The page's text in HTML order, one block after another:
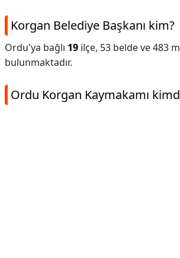
Korgan Belediye Başkanı kim?
Ordu'ya bağlı 19 ilçe, 53 belde ve 483
bulunmaktadır.
Ordu Korgan Kaymakamı